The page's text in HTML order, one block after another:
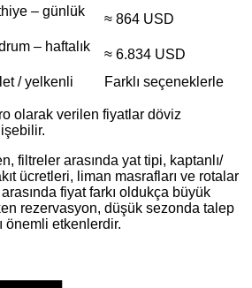
– günlük
≈ 864 USD
– haftalık
≈ 6.834 USD
/ yelkenli Farklı seçeneklerle
olarak verilen fiyatlar döviz
filtreler arasında yat tipi, kaptanlı/
ücretleri, liman masrafları ve rotalar
fiyat farkı oldukça büyük
rezervasyon, düşük sezonda talep
önemli etkenlerdir.